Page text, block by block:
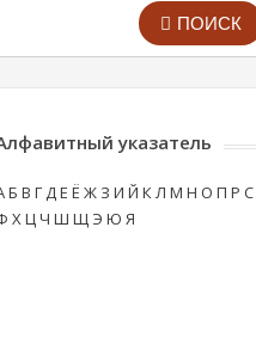
ПОИСК
указатель
Б В ГДЕ Ё Ж З И Й КЛ М Н О П Р С
ХЦЧ Ш Щ Э Ю Я